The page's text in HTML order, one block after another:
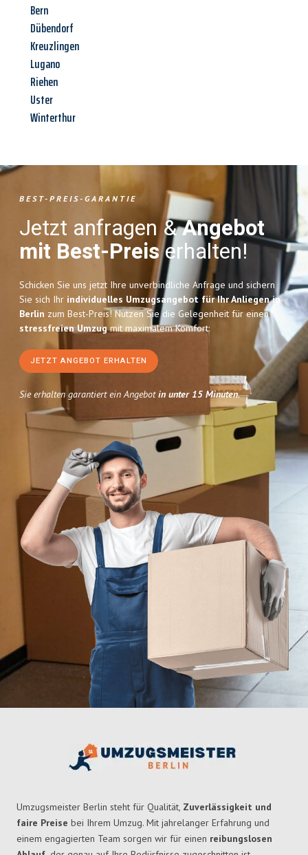
Bern
Dübendorf
Kreuzlingen
Lugano
Riehen
Uster
Winterthur
BEST-PREIS-GARANTIE
Jetzt anfragen &Angebot
mit Best-Preiserhalten!
Schicken Sie uns jetzt Ihre unverbindliche Anfrage und sichern
Sie sich Ihr individuelles Umzugsangebot für Ihr Anliegen in
Berlin zum Best-Preis! Nutzen Sie die Gelegenheit für einen
stressfreien Umzugmit maximalem Komfort:
JETZT ANGEBOT ERHALTEN
Sie erhalten garantiert ein Angebotin unter 15 Minuten.
Umzugsmeister Berlin steht für Qualität, Zuverlässigkeit und
faire Preise bei Ihrem Umzug. Mit jahrelanger Erfahrung und
einem engagierten Team sorgen wir für einen reibungslosen